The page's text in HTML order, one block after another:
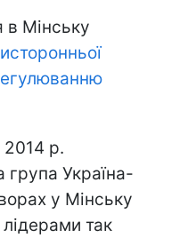
в Мінську
2014 р.
група Україна-
у Мінську
так